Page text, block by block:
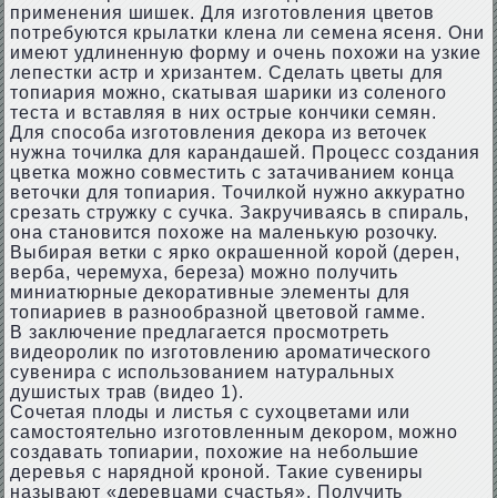
применения шишек. Для изготовления цветов
потребуются крылатки клена ли семена ясеня. Они
имеют удлиненную форму и очень похожи на узкие
лепестки астр и хризантем. Сделать цветы для
топиария можно, скатывая шарики из соленого
теста и вставляя в них острые кончики семян.
Для способа изготовления декора из веточек
нужна точилка для карандашей. Процесс создания
цветка можно совместить с затачиванием конца
веточки для топиария. Точилкой нужно аккуратно
срезать стружку с сучка. Закручиваясь в спираль,
она становится похоже на маленькую розочку.
Выбирая ветки с ярко окрашенной корой (дерен,
верба, черемуха, береза) можно получить
миниатюрные декоративные элементы для
топиариев в разнообразной цветовой гамме.
В заключение предлагается просмотреть
видеоролик по изготовлению ароматического
сувенира с использованием натуральных
душистых трав (видео 1).
Сочетая плоды и листья с сухоцветами или
самостоятельно изготовленным декором, можно
создавать топиарии, похожие на небольшие
деревья с нарядной кроной. Такие сувениры
называют «деревцами счастья». Получить